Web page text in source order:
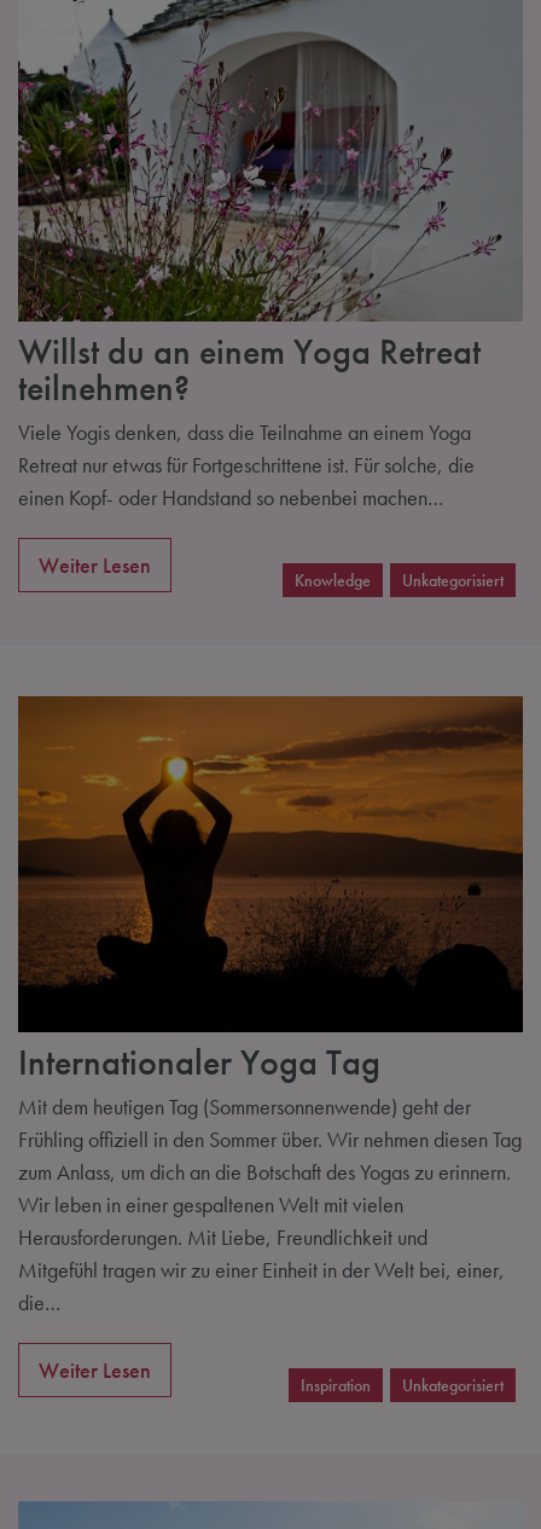
Willst du an einem Yoga Retreat
teilnehmen?
Viele Yogis denken, dass die Teilnahme an einem Yoga
Retreat nur etwas für Fortgeschrittene ist. Für solche, die
einen Kopf- oder Handstand so nebenbei machen…
Weiter Lesen
Knowledge Unkategorisiert
Internationaler Yoga Tag
Mit dem heutigen Tag (Sommersonnenwende) geht der
Frühling offiziell in den Sommer über. Wir nehmen diesen Tag
zum Anlass, um dich an die Botschaft des Yogas zu erinnern.
Wir leben in einer gespaltenen Welt mit vielen
Herausforderungen. Mit Liebe, Freundlichkeit und
Mitgefühl tragen wir zu einer Einheit in der Welt bei, einer,
die…
Weiter Lesen
Inspiration Unkategorisiert